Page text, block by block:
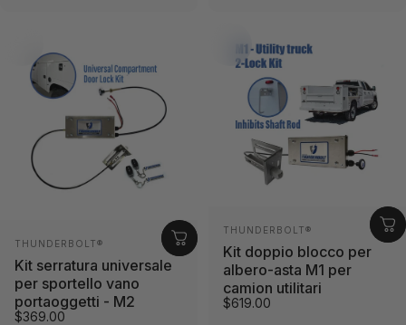
Fornitore:
THUNDERBOLT®
Kit serratura universale
per sportello vano
portaoggetti - M2
$369.00
Fornitore:
THUNDERBOLT®
Kit doppio blocco per
albero-asta M1 per
camion utilitari
$619.00